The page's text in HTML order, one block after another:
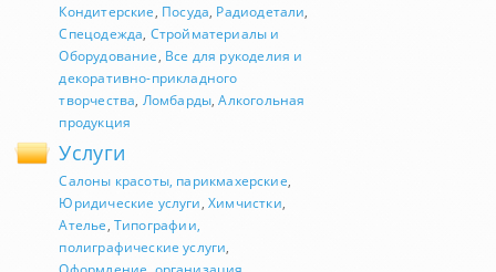
Кондитерские, Посуда, Радиодетали,
Спецодежда, Стройматериалы и
Оборудование, Все для рукоделия и
декоративно-прикладного
творчества, Ломбарды,Алкогольная
продукция
Услуги
Салоны красоты, парикмахерские,
Юридические услуги,Химчистки,
Ателье, Типографии,
полиграфические услуги,